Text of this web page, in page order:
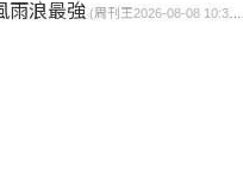
雨浪最強 (周刊王2026-08-08 10:33:44)